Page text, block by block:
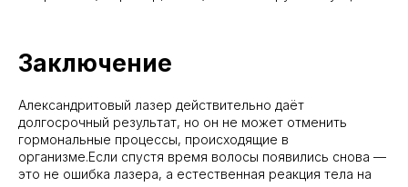
Заключение
Александритовый лазер действительно даёт
долгосрочный результат, но он не может отменить
гормональные процессы, происходящие в
организме.Если спустя время волосы появились снова —
это не ошибка лазера, а естественная реакция тела на